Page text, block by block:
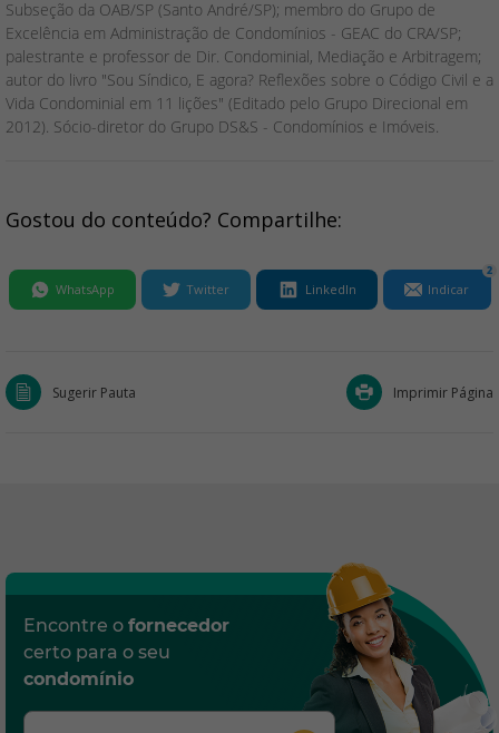
Subseção da OAB/SP (Santo André/SP); membro do Grupo de
Excelência em Administração de Condomínios - GEAC do CRA/SP;
palestrante e professor de Dir. Condominial, Mediação e Arbitragem;
autor do livro "Sou Síndico, E agora? Reflexões sobre o Código Civil e a
Vida Condominial em 11 lições" (Editado pelo Grupo Direcional em
2012). Sócio-diretor do Grupo DS&S - Condomínios e Imóveis.
Gostou do conteúdo? Compartilhe:
WhatsApp Twitter LinkedIn Indicar
2
Sugerir Pauta Imprimir Página
Encontre o fornecedor
certo para o seu
condomínio